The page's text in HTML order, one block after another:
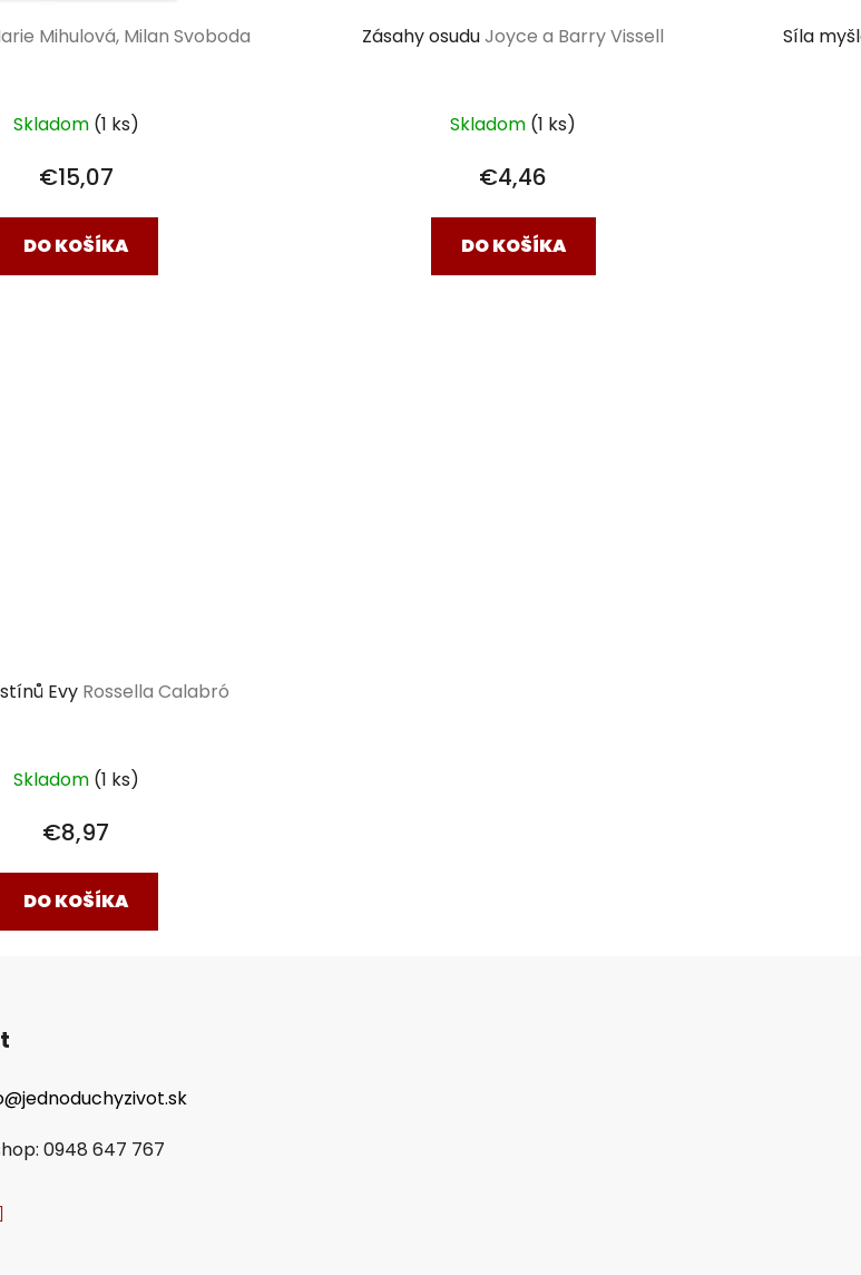
Mihulová, Milan Svoboda
Skladom (1 ks)
€15,07
DO KOŠÍKA
Zásahy osuduJoyce a Barry Vissell
Skladom (1 ks)
€4,46
DO KOŠÍKA
Síla
Evy Rossella Calabró
Skladom (1 ks)
€8,97
DO KOŠÍKA
@jednoduchyzivot.sk
0948 647 767